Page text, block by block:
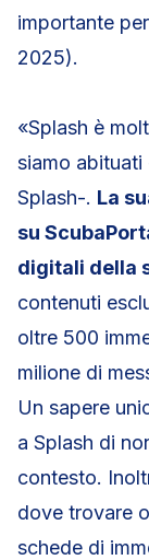
importante
2025).
«Splash è
siamo abituati
Splash-. La
su
digitali della
contenuti
oltre 500
milione di
Un sapere
a Splash di
contesto.
dove trovare
schede di